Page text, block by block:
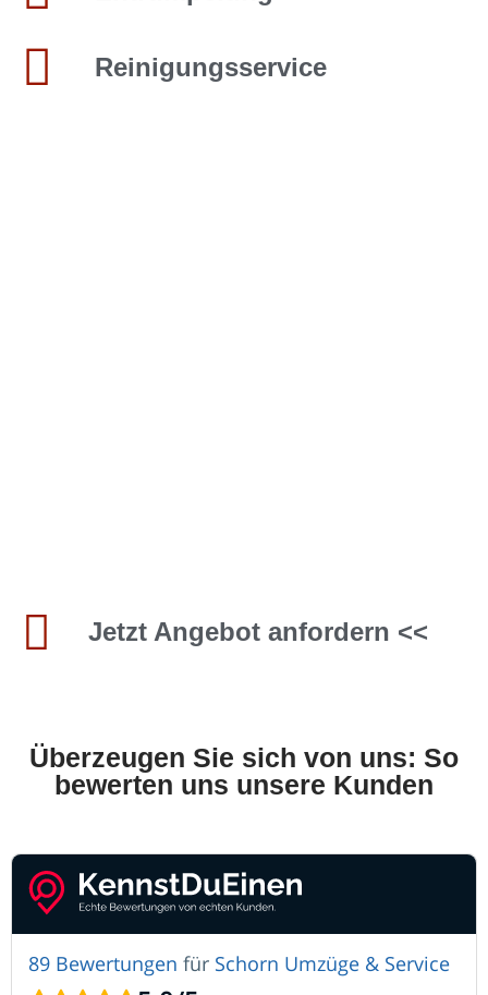
Reinigungsservice
Jetzt Angebot anfordern <<
Überzeugen Sie sich von uns: So
bewerten uns unsere Kunden
89 Bewertungen für Schorn Umzüge & Service